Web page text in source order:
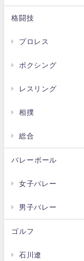
格闘技
プロレス
ボクシング
レスリング
相撲
総合
バレーボール
女子バレー
男子バレー
ゴルフ
石川遼